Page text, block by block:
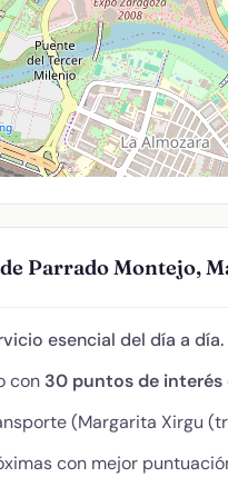
Parrado Montejo,
esencial del día a
con 30 puntos de interés
(Margarita Xirgu
con mejor